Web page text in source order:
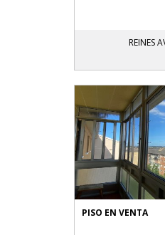
REINES
PISO EN VENTA